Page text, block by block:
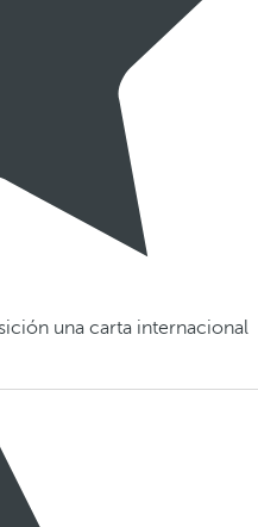
una carta internacional